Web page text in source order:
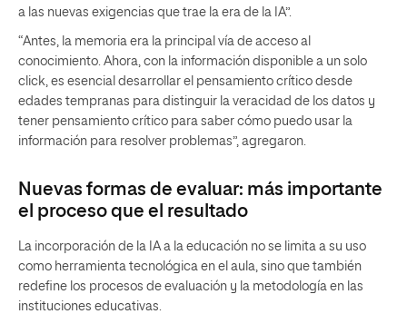
a las nuevas exigencias que trae la era de la IA”.
“Antes, la memoria era la principal vía de acceso al
conocimiento. Ahora, con la información disponible a un solo
click, es esencial desarrollar el pensamiento crítico desde
edades tempranas para distinguir la veracidad de los datos y
tener pensamiento crítico para saber cómo puedo usar la
información para resolver problemas”, agregaron.
Nuevas formas de evaluar: más importante
el proceso que el resultado
La incorporación de la IA a la educación no se limita a su uso
como herramienta tecnológica en el aula, sino que también
redefine los procesos de evaluación y la metodología en las
instituciones educativas.